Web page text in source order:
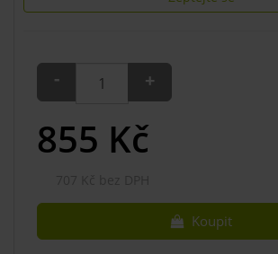
- +
855 Kč
Koupit